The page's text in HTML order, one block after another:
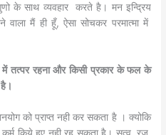
के साथ व्यवहार करते है। मन इन्द्रिय
वाला मैं ही हूँ, ऐसा सोचकर परमात्मा में
में तत्पर रहना और किसी प्रकार के फल के
को प्राप्त नही कर सकता है । क्योकि
किये हुए नही रह सकता है। सत्व, रज,